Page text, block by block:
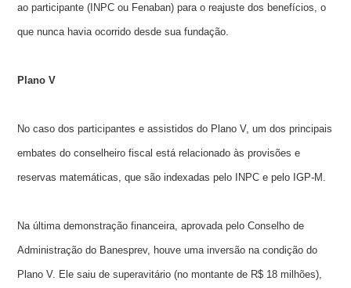
ao participante (INPC ou Fenaban) para o reajuste dos benefícios, o
que nunca havia ocorrido desde sua fundação.
Plano V
No caso dos participantes e assistidos do Plano V, um dos principais
embates do conselheiro fiscal está relacionado às provisões e
reservas matemáticas, que são indexadas pelo INPC e pelo IGP-M.
Na última demonstração financeira, aprovada pelo Conselho de
Administração do Banesprev, houve uma inversão na condição do
Plano V. Ele saiu de superavitário (no montante de R$ 18 milhões),